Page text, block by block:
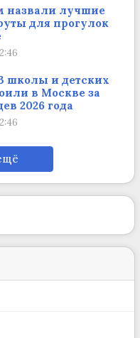
назвали лучшие
для прогулок
школы и детских
в Москве за
2026 года